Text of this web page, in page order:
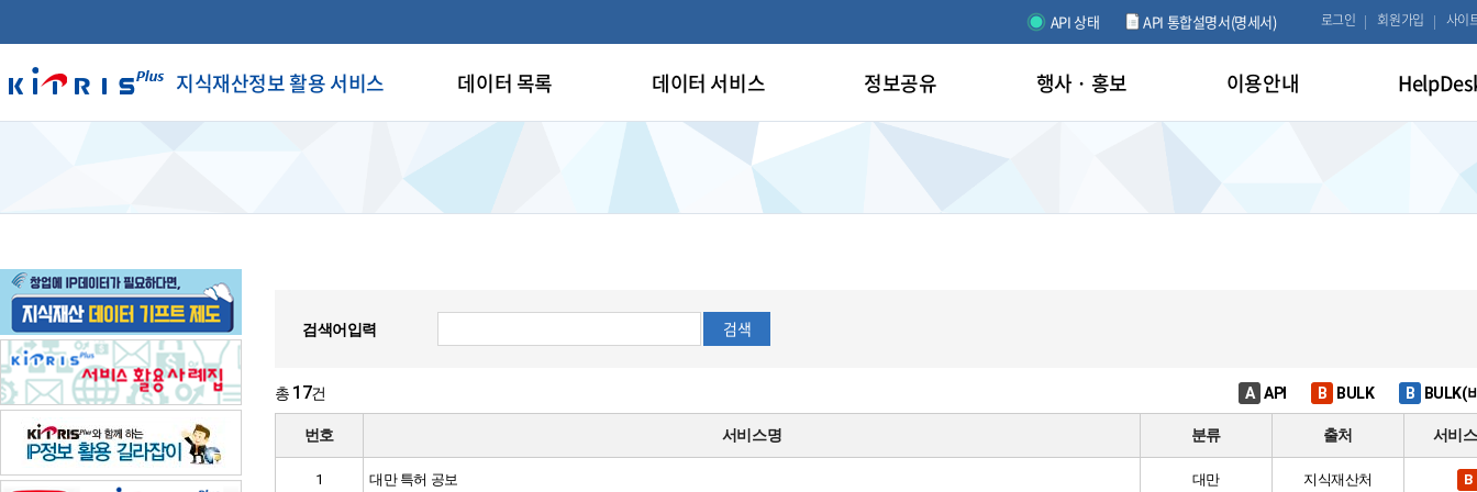
API 상태 API 통합설명서(명세서) 로그인 회원가입 사이
지식재산정보 활용 서비스 데이터 목록 데이터 서비스 정보공유 행사 · 홍보 이용안내
검색어입력 검색
총 17건 A API B BULK B BULK(
번호 서비스명 분류 출처 서비
1 대만 특허 공보 대만 지식재산처 B